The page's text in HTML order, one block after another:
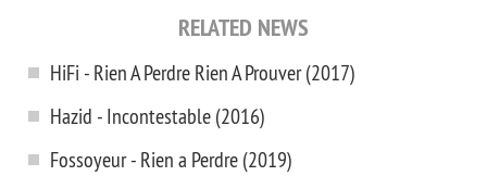
RELATED NEWS
HiFi - Rien A Perdre Rien A Prouver (2017)
Hazid - Incontestable (2016)
Fossoyeur - Rien a Perdre (2019)